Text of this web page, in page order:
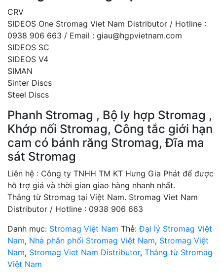
CRV
SIDEOS One Stromag Viet Nam Distributor / Hotline :
0938 906 663 / Email : giau@hgpvietnam.com
SIDEOS SC
SIDEOS V4
SIMAN
Sinter Discs
Steel Discs
Phanh Stromag , Bộ ly hợp Stromag ,
Khớp nối Stromag, Công tắc giới hạn
cam có bánh răng Stromag, Đĩa ma
sát Stromag
Liên hệ : Công ty TNHH TM KT Hưng Gia Phát để được
hỗ trợ giá và thời gian giao hàng nhanh nhất.
Thắng từ Stromag tại Việt Nam. Stromag Viet Nam
Distributor / Hotline : 0938 906 663
Danh mục: Stromag Việt Nam Thẻ:Đại lý Stromag Việt
Nam, Nhà phân phối Stromag Việt Nam, Stromag Việt
Nam, Stromag Viet Nam Distributor, Thắng từ Stromag
Việt Nam